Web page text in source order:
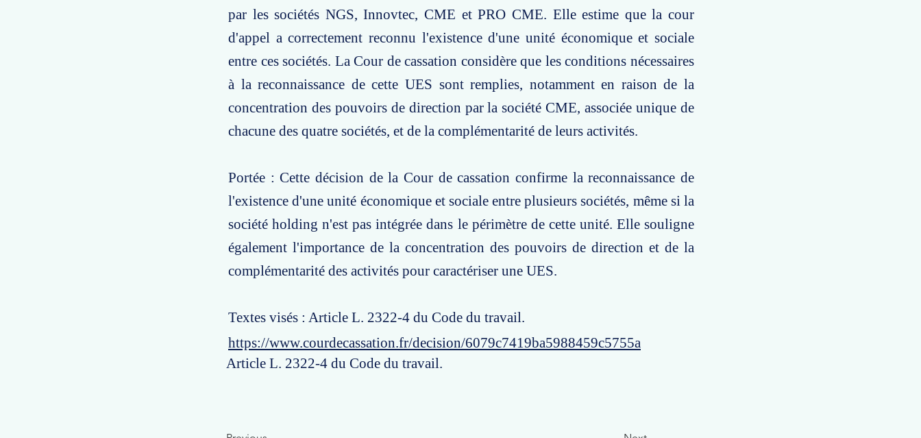
par les sociétés NGS, Innovtec, CME et PRO CME. Elle estime que la cour
d'appel a correctement reconnu l'existence d'une unité économique et sociale
entre ces sociétés. La Cour de cassation considère que les conditions nécessaires
à la reconnaissance de cette UES sont remplies, notamment en raison de la
concentration des pouvoirs de direction par la société CME, associée unique de
chacune des quatre sociétés, et de la complémentarité de leurs activités.
Portée : Cette décision de la Cour de cassation confirme la reconnaissance de
l'existence d'une unité économique et sociale entre plusieurs sociétés, même si la
société holding n'est pas intégrée dans le périmètre de cette unité. Elle souligne
également l'importance de la concentration des pouvoirs de direction et de la
complémentarité des activités pour caractériser une UES.
Textes visés : Article L. 2322-4 du Code du travail.
https://www.courdecassation.fr/decision/6079c7419ba5988459c5755a
Article L. 2322-4 du Code du travail.